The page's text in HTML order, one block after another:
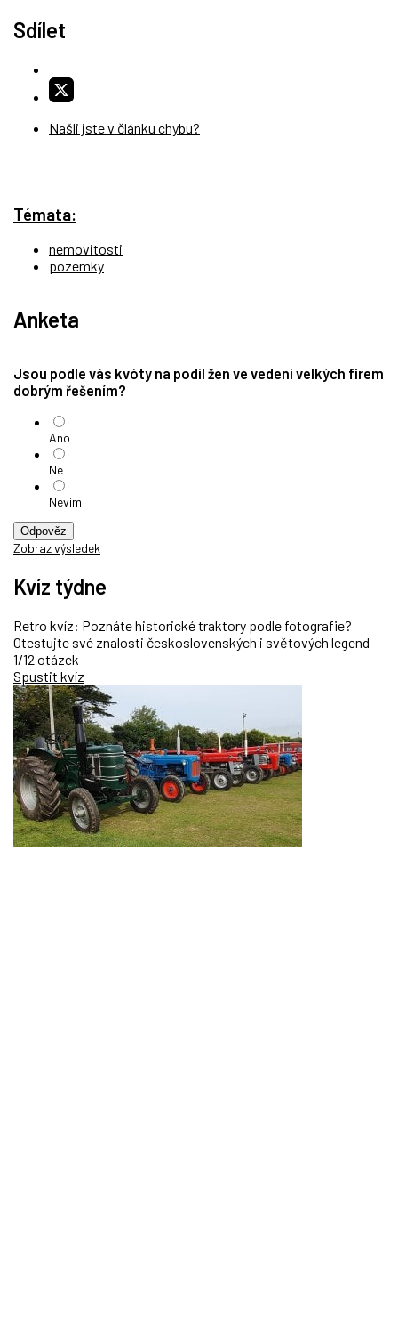
Sdílet
Našli jste v článku chybu?
Témata:
nemovitosti
pozemky
Anketa
Jsou podle vás kvóty na podíl žen ve vedení velkých firem
dobrým řešením?
Ano
Ne
Nevím
Odpověz
Zobraz výsledek
Kvíz týdne
Retro kvíz: Poznáte historické traktory podle fotografie?
Otestujte své znalosti československých i světových legend
1/12 otázek
Spustit kvíz